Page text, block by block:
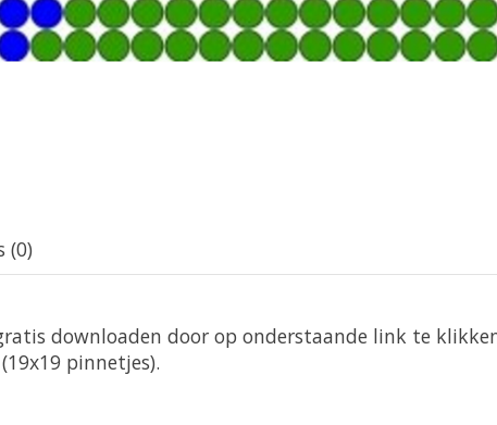
(0)
downloaden door op onderstaande link te
pinnetjes).